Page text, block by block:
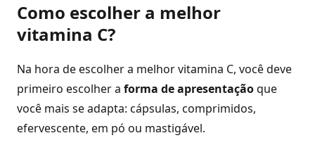
Como escolher a melhor
vitamina C?
Na hora de escolher a melhor vitamina C, você deve
primeiro escolher a forma de apresentaçãoque
você mais se adapta: cápsulas, comprimidos,
efervescente, em pó ou mastigável.